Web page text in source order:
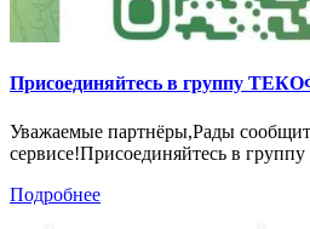
Присоединяйтесь в группу
Уважаемые партнёры,Рады
сервисе!Присоединяйтесь в
Подробнее